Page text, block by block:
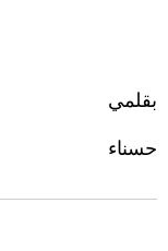
بقلمي
حسناء